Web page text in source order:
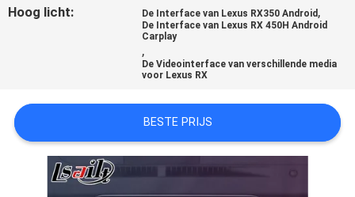
SITEMAP
POLICY
Hoog licht: De Interface van Lexus RX350 Android ,
De Interface van Lexus RX 450H Android
Carplay
,
De Videointerface van verschillende media
voor Lexus RX
BESTE PRIJS